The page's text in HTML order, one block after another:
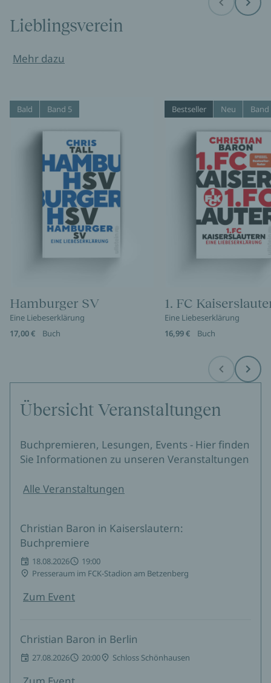
Before Next
Lieblingsverein
Mehr dazu
Bald Band 5
Hamburger SV
Eine Liebeserklärung
17,00 €
Buch
Bestseller Neu Band
1. FC
Eine Liebeserklärung
16,99 €
Buch
Before Next
Übersicht Veranstaltungen
Buchpremieren, Lesungen, Events - Hier finden
Sie Informationen zu unseren Veranstaltungen
Alle Veranstaltungen
Christian Baron in Kaiserslautern:
Buchpremiere
18.08.2026
19:00
Presseraum im FCK-Stadion am Betzenberg
Zum Event
Christian Baron in Berlin
27.08.2026 20:00 Schloss Schönhausen